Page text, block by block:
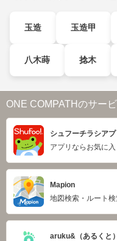
玉造 玉造甲
八木蒔 捻木
ONE COMPATHのサー
シュフーチラシアプ
アプリならお気に
Mapion
地図検索・ルート
aruku&（あるくと）